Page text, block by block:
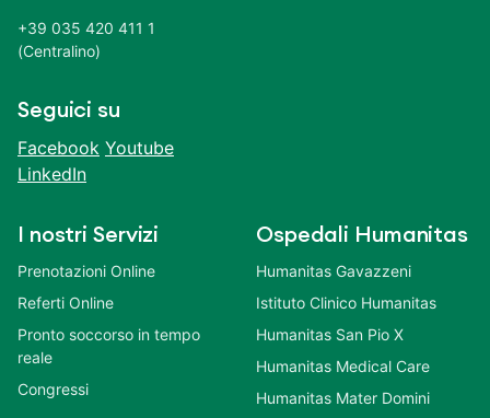
+39 035 420 411 1
(Centralino)
Seguici su
Facebook Youtube
LinkedIn
I nostri Servizi
Prenotazioni Online
Referti Online
Pronto soccorso in tempo
reale
Congressi
Ospedali Humanitas
Humanitas Gavazzeni
Istituto Clinico Humanitas
Humanitas San Pio X
Humanitas Medical Care
Humanitas Mater Domini